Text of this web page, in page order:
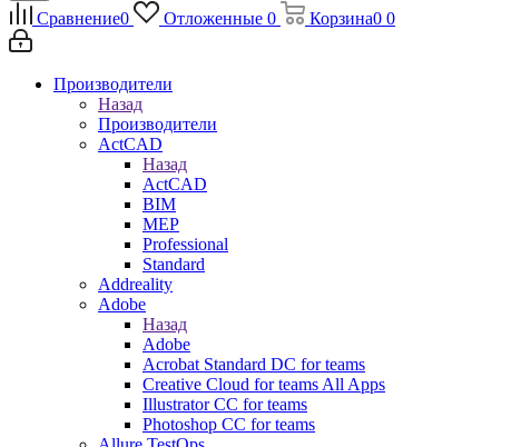
Сравнение0 Отложенные 0 Корзина0 0
Производители
Назад
Производители
ActCAD
Назад
ActCAD
BIM
MEP
Professional
Standard
Addreality
Adobe
Назад
Adobe
Acrobat Standard DC for teams
Creative Cloud for teams All Apps
Illustrator CC for teams
Photoshop CC for teams